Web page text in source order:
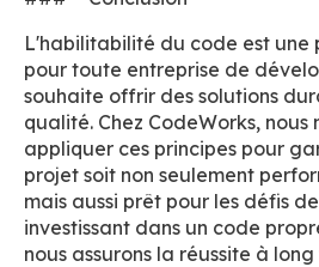
L'habilitabilité du code est une
pour toute entreprise de
souhaite offrir des solutions
qualité. Chez CodeWorks, nous
appliquer ces principes pour
projet soit non seulement
mais aussi prêt pour les défis
investissant dans un code
nous assurons la réussite à